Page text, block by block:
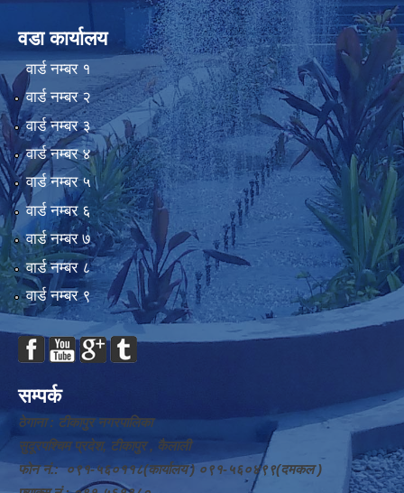
वडा कार्यालय
वार्ड न‌म्बर १
वार्ड न‌म्बर २
वार्ड न‌म्बर ३
वार्ड न‌म्बर ४
वार्ड न‌म्बर ५
वार्ड न‌म्बर ६
वार्ड न‌म्बर ७
वार्ड न‌म्बर ८
वार्ड न‌म्बर ९
सम्पर्क
ठेगाना : टीकापुर नगरपालिका
सुदूरपश्चिम प्रदेश, टीकापुर , कैलाली
फोन नं.: ०९१-५६०११८(कार्यालय ) ०९१-५६०४९९(दमकल )